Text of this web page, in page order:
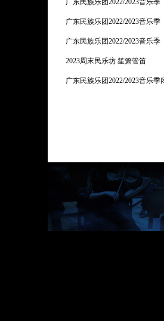
广东民族乐团2022/2023音乐
广东民族乐团2022/2023音乐
广东民族乐团2022/2023音乐
2023周末民乐坊 笙箫管笛
广东民族乐团2022/2023音乐